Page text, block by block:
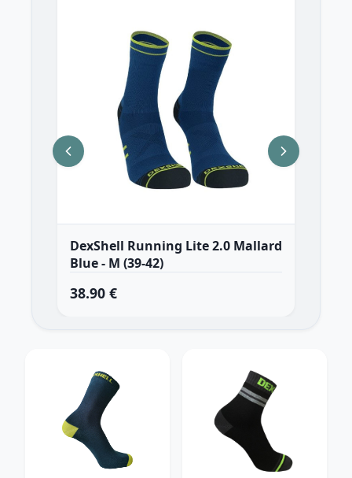
DexShell Running Lite 2.0 Mallard
Blue - M (39-42)
38.90 €